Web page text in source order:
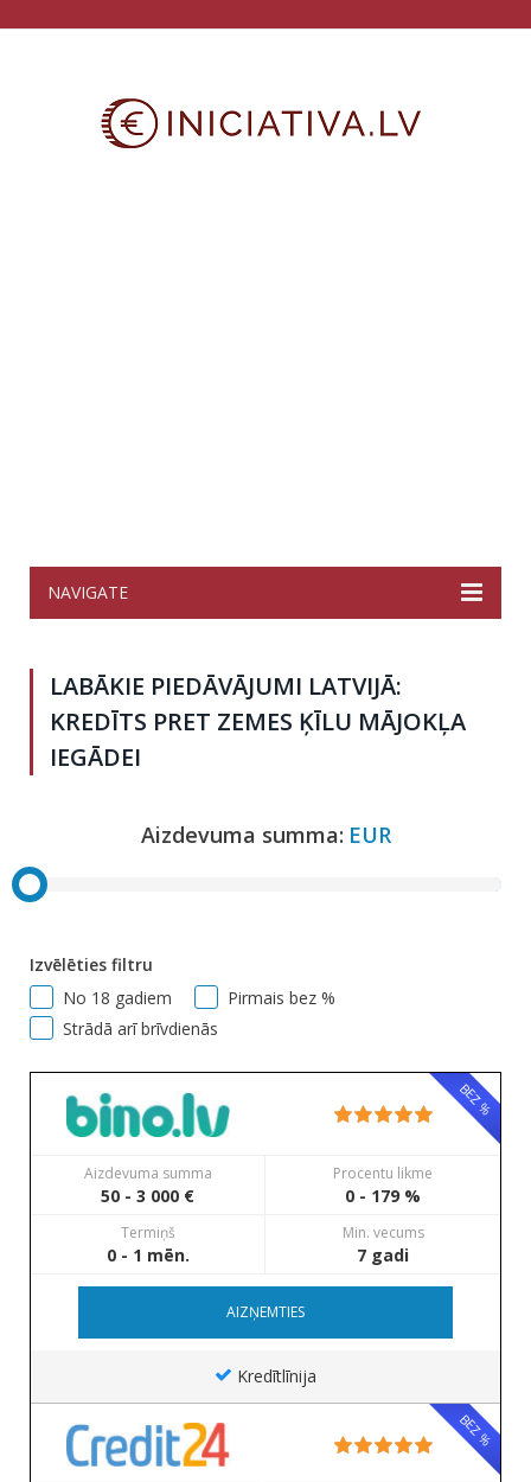
NAVIGATE
LABĀKIE PIEDĀVĀJUMI LATVIJĀ:
KREDĪTS PRET ZEMES ĶĪLU MĀJOKĻA
IEGĀDEI
Aizdevuma summa: EUR
Izvēlēties filtru
No 18 gadiem
Pirmais bez %
Strādā arī brīvdienās
BEZ %
Aizdevuma summa
50 - 3 000 €
Procentu likme
0 - 179 %
Termiņš
0 - 1 mēn.
Min. vecums
7 gadi
AIZŅEMTIES
Kredītlīnija
BEZ %